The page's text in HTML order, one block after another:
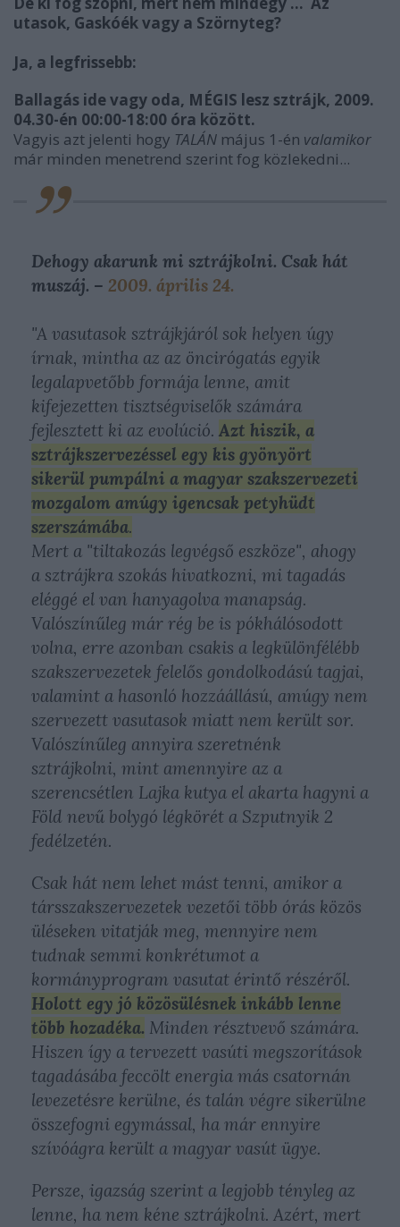
utasok, Gaskóék vagy a Szörnyteg?
Ja, a legfrissebb:
Ballagás ide vagy oda, MÉGIS lesz sztrájk, 2009.
04.30-én 00:00-18:00 óra között.
Vagyis azt jelenti hogy TALÁN május 1-én valamikor
már minden menetrend szerint fog közlekedni...
Dehogy akarunk mi sztrájkolni. Csak hát
muszáj. – 2009. április 24.
"A vasutasok sztrájkjáról sok helyen úgy
írnak, mintha az az öncirógatás egyik
legalapvetőbb formája lenne, amit
kifejezetten tisztségviselők számára
fejlesztett ki az evolúció. Azt hiszik, a
sztrájkszervezéssel egy kis gyönyört
sikerül pumpálni a magyar szakszervezeti
mozgalom amúgy igencsak petyhüdt
szerszámába.
Mert a "tiltakozás legvégső eszköze", ahogy
a sztrájkra szokás hivatkozni, mi tagadás
eléggé el van hanyagolva manapság.
Valószínűleg már rég be is pókhálósodott
volna, erre azonban csakis a legkülönfélébb
szakszervezetek felelős gondolkodású tagjai,
valamint a hasonló hozzáállású, amúgy nem
szervezett vasutasok miatt nem került sor.
Valószínűleg annyira szeretnénk
sztrájkolni, mint amennyire az a
szerencsétlen Lajka kutya el akarta hagyni a
Föld nevű bolygó légkörét a Szputnyik 2
fedélzetén.
Csak hát nem lehet mást tenni, amikor a
társszakszervezetek vezetői több órás közös
üléseken vitatják meg, mennyire nem
tudnak semmi konkrétumot a
kormányprogram vasutat érintő részéről.
Holott egy jó közösülésnek inkább lenne
több hozadéka. Minden résztvevő számára.
Hiszen így a tervezett vasúti megszorítások
tagadásába feccölt energia más csatornán
levezetésre kerülne, és talán végre sikerülne
összefogni egymással, ha már ennyire
szívóágra került a magyar vasút ügye.
Persze, igazság szerint a legjobb tényleg az
lenne, ha nem kéne sztrájkolni. Azért, mert